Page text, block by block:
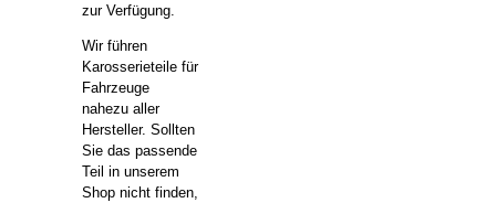
zur Verfügung.
Wir führen
Karosserieteile für
Fahrzeuge
nahezu aller
Hersteller. Sollten
Sie das passende
Teil in unserem
Shop nicht finden,